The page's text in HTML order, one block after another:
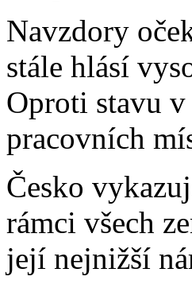
Navzdory
stále hlásí
Oproti stavu
pracovních
Česko
rámci všech
její nejnižší